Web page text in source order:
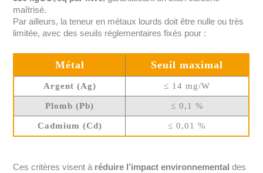
maîtrisé.
Par ailleurs, la teneur en métaux lourds doit être nulle ou très
limitée, avec des seuils réglementaires fixés pour :
Métal Seuil maximal
Argent (Ag) ≤ 14 mg/W
Plomb (Pb) ≤ 0,1 %
Cadmium (Cd) ≤ 0,01 %
Ces critères visent à réduire l’impact environnemental des